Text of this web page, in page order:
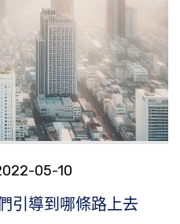
05-10
引導到哪條路上去